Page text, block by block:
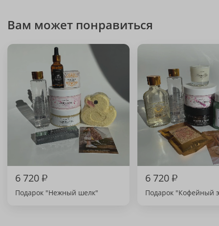
Вам может понравиться
6 720₽
Подарок "Нежный шелк"
6 720₽
Подарок "Кофейный